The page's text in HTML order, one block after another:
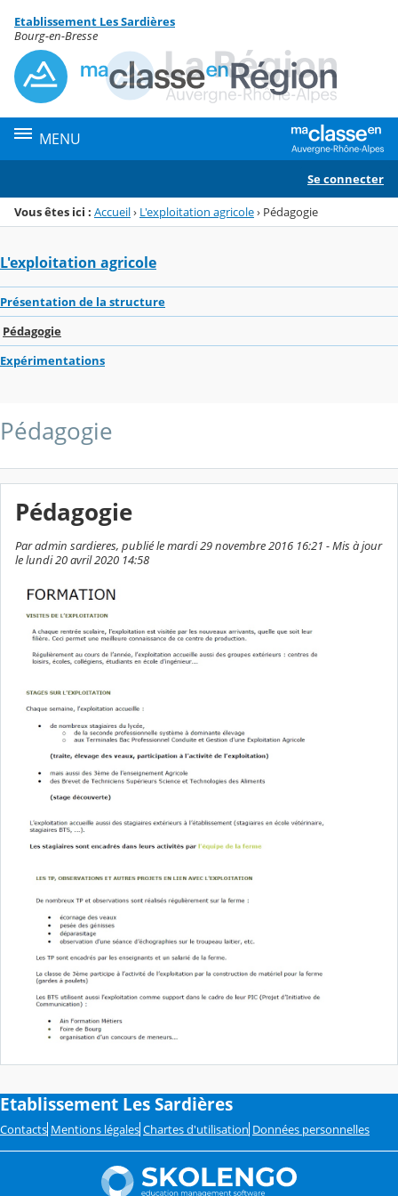
Menu de la rubrique
Contenu
Etablissement Les Sardières
Bourg-en-Bresse
MENU
Se connecter
Vous êtes ici : Accueil› L'exploitation agricole› Pédagogie
L'exploitation agricole
Présentation de la structure
Pédagogie
Expérimentations
Pédagogie
Pédagogie
Par admin sardieres, publié le mardi 29 novembre 2016 16:21 - Mis à jour
le lundi 20 avril 2020 14:58
Etablissement Les Sardières
Contacts Mentions légales Chartes d'utilisation Données personnelles